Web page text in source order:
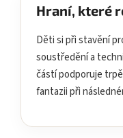
Hraní, které
Děti si při stavění
soustředění a
částí podporuje
fantazii při